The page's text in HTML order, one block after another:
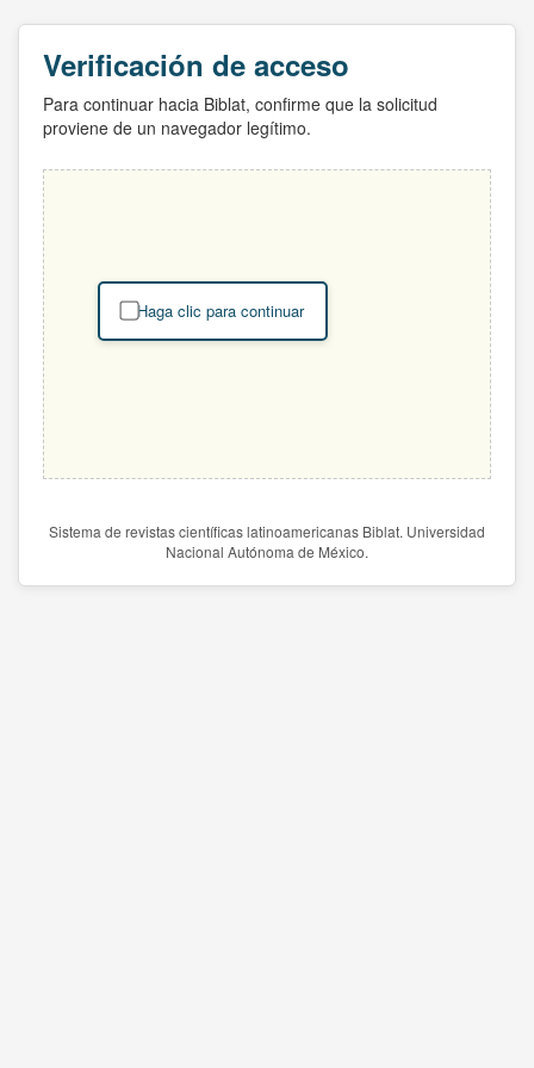
Verificación de acceso
Para continuar hacia Biblat, confirme que la solicitud
proviene de un navegador legítimo.
Haga clic para continuar
Sistema de revistas científicas latinoamericanas Biblat. Universidad
Nacional Autónoma de México.